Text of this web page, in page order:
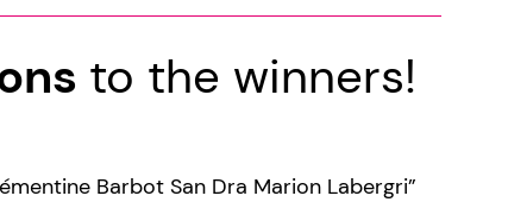
to the winners!
Barbot San Dra Marion Labergri”